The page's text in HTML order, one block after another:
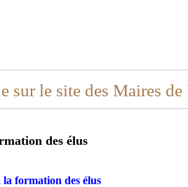
sur le site des Maires de
des élus
formation des élus